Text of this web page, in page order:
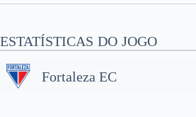
ESTATÍSTICAS DO JOGO
Fortaleza EC